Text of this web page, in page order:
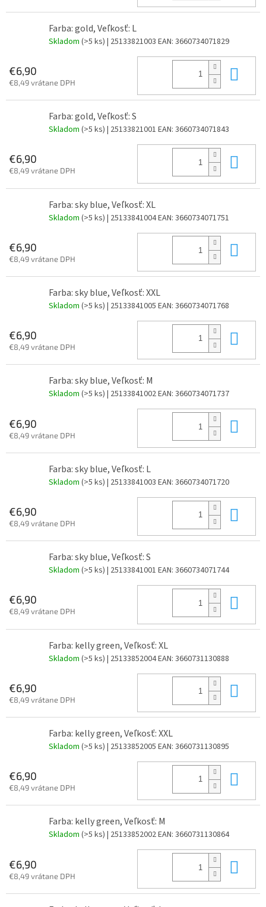
Farba: gold, Veľkosť: L
Skladom (>5 ks) | 25133821003 EAN: 3660734071829
€6,90
€8,49 vrátane DPH
Farba: gold, Veľkosť: S
Skladom (>5 ks) | 25133821001 EAN: 3660734071843
€6,90
€8,49 vrátane DPH
Farba: sky blue, Veľkosť: XL
Skladom (>5 ks) | 25133841004EAN: 3660734071751
€6,90
€8,49 vrátane DPH
Farba: sky blue, Veľkosť: XXL
Skladom (>5 ks) | 25133841005 EAN: 3660734071768
€6,90
€8,49 vrátane DPH
Farba: sky blue, Veľkosť: M
Skladom (>5 ks) | 25133841002EAN: 3660734071737
€6,90
€8,49 vrátane DPH
Farba: sky blue, Veľkosť: L
Skladom (>5 ks) | 25133841003 EAN: 3660734071720
€6,90
€8,49 vrátane DPH
Farba: sky blue, Veľkosť: S
Skladom (>5 ks) | 25133841001 EAN: 3660734071744
€6,90
€8,49 vrátane DPH
Farba: kelly green, Veľkosť: XL
Skladom (>5 ks) | 25133852004EAN: 3660731130888
€6,90
€8,49 vrátane DPH
Farba: kelly green, Veľkosť: XXL
Skladom (>5 ks) | 25133852005 EAN: 3660731130895
€6,90
€8,49 vrátane DPH
Farba: kelly green, Veľkosť: M
Skladom (>5 ks) | 25133852002EAN: 3660731130864
€6,90
€8,49 vrátane DPH